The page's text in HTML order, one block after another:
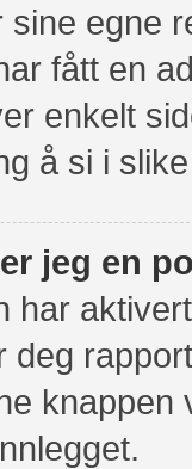
egne
fått en
enkelt
å si i
jeg en
har
deg